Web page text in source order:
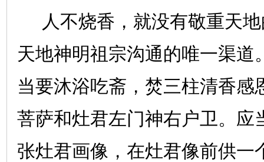
人不烧香，就没有敬重天
天地神明祖宗沟通的唯一渠道
当要沐浴吃斋，焚三柱清香感
菩萨和灶君左门神右户卫。应
张灶君画像，在灶君像前供一